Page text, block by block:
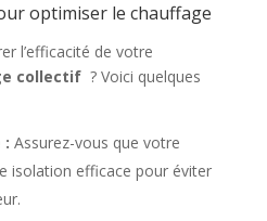
optimiser le chauffage
l’efficacité de votre
collectif? Voici quelques
: Assurez-vous que votre
isolation efficace pour éviter